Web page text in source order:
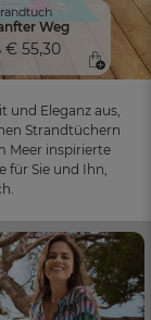
AT
Weg
€ 55,30
und Eleganz aus,
Strandtüchern
Meer inspirierte
für Sie und Ihn,